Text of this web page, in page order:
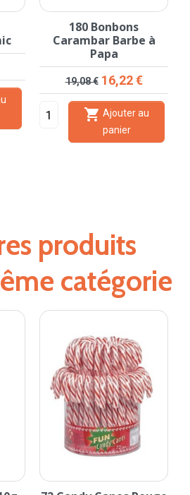
180 Bonbons
Carambar Barbe à
Papa
Prix de base
19,08 € Prix
16,22 €
 Ajouter au
panier
produits
catégorie